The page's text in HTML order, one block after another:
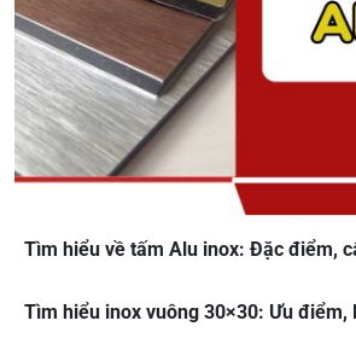
Tìm hiểu về tấm Alu inox: Đặc điểm,
Tìm hiểu inox vuông 30×30: Ưu điểm,